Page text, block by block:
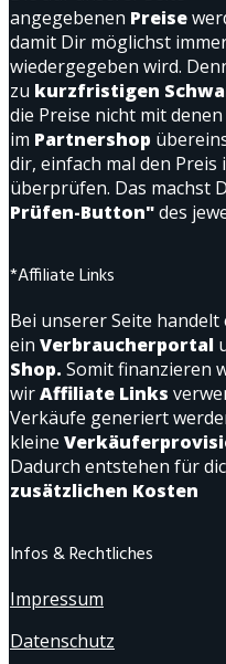
angegebenen Preise
damit Dir möglichst
wiedergegeben wird.
zu kurzfristigen
die Preise nicht mit denen
im Partnershop
dir, einfach mal den
überprüfen. Das machst
Prüfen-Button"des
*Affiliate Links
Bei unserer Seite handelt
ein Verbraucherportal
Shop. Somit finanzieren
wirAffiliate Links
Verkäufe generiert
kleine
Dadurch entstehen für
zusätzlichen Kosten
Infos & Rechtliches
Impressum
Datenschutz